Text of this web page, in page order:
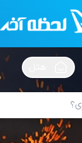
آخرسفرت رو